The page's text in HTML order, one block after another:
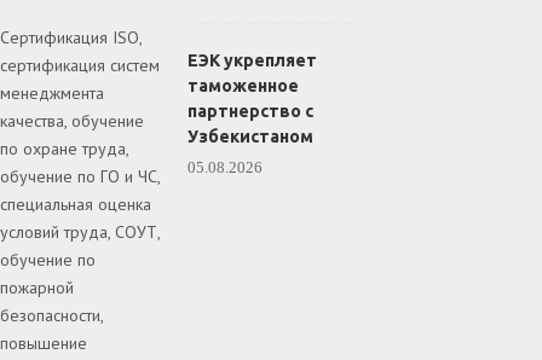
Сертификация ISO,
сертификация систем
менеджмента
качества, обучение
по охране труда,
обучение по ГО и ЧС,
специальная оценка
условий труда, СОУТ,
обучение по
пожарной
безопасности,
повышение
ЕЭК укрепляет
таможенное
партнерство с
Узбекистаном
05.08.2026